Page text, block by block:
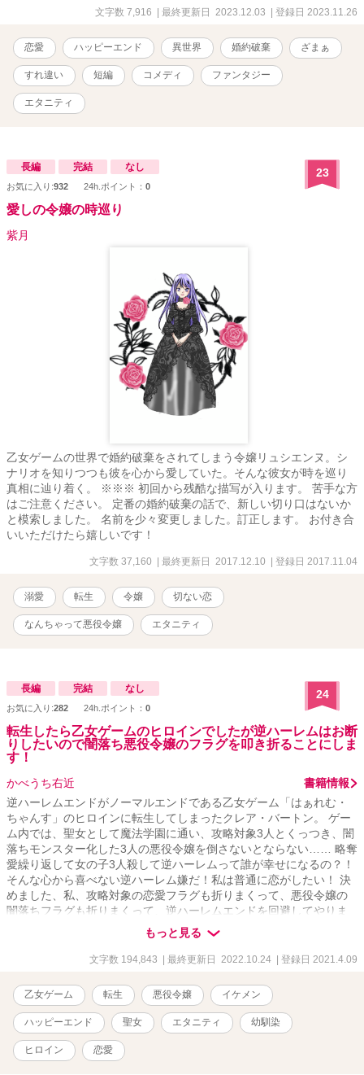
文字数 7,916 | 最終更新日 2023.12.03 | 登録日 2023.11.26
恋愛 ハッピーエンド 異世界 婚約破棄 ざまぁ
すれ違い 短編 コメディ ファンタジー
エタニティ
長編 完結 なし
お気に入り:932 24h.ポイント： 0
23
愛しの令嬢の時巡り
紫月
乙女ゲームの世界で婚約破棄をされてしまう令嬢リュシエンヌ。シ
ナリオを知りつつも彼を心から愛していた。そんな彼女が時を巡り
真相に辿り着く。 ※※※ 初回から残酷な描写が入ります。 苦手な方
はご注意ください。 定番の婚約破棄の話で、新しい切り口はないか
と模索しました。 名前を少々変更しました。訂正します。 お付き合
いいただけたら嬉しいです！
文字数 37,160 | 最終更新日 2017.12.10 | 登録日 2017.11.04
溺愛 転生 令嬢 切ない恋
なんちゃって悪役令嬢 エタニティ
長編 完結 なし
お気に入り:282 24h.ポイント： 0
24
転生したら乙女ゲームのヒロインでしたが逆ハーレムはお断
りしたいので闇落ち悪役令嬢のフラグを叩き折ることにしま
す！
かべうち右近
書籍情報
逆ハーレムエンドがノーマルエンドである乙女ゲーム「はぁれむ・
ちゃんす」のヒロインに転生してしまったクレア・バートン。 ゲー
ム内では、聖女として魔法学園に通い、攻略対象3人とくっつき、闇
落ちモンスター化した3人の悪役令嬢を倒さないとならない…… 略奪
愛繰り返して女の子3人殺して逆ハーレムって誰が幸せになるの？！
そんな心から喜べない逆ハーレム嫌だ！私は普通に恋がしたい！ 決
めました、私、攻略対象の恋愛フラグも折りまくって、悪役令嬢の
闇落ちフラグも折りまくって、逆ハーレムエンドを回避してやりま
す！ 婚約破棄サレ令嬢も裏切り捨てられ令嬢も絶対作らないもん
ね！ ……って思ってるのに、ゲームの強制力が恋愛フラグを立てて
くる！？ ――聖女として魔法学園に通うクレアは、果たして逆ハー
＝＝＝＝＝＝＝ ※この作品は「小説家になろう」と「アルファポリ
ス」で同時投稿です。 7/27追記 気付けば2カ月半も書いていまし
た。 最初は、「逆ハーレムを望まないヒロイン」を書きたかっただ
けだったのですが、ふたをあけてみれば、今までで一番長い話にな
ってしまいました。結構中だるみも多いので、もっと短くできたの
では……と思ってしまいます。 にも関わらず、最初から最後まで読
もっと見る
文字数 194,843 | 最終更新日 2022.10.24 | 登録日 2021.4.09
乙女ゲーム 転生 悪役令嬢 イケメン
ハッピーエンド 聖女 エタニティ 幼馴染
ヒロイン 恋愛